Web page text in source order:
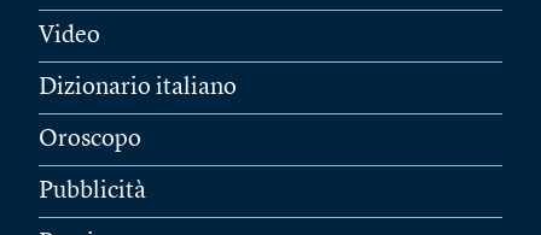
Video
Dizionario italiano
Oroscopo
Pubblicità